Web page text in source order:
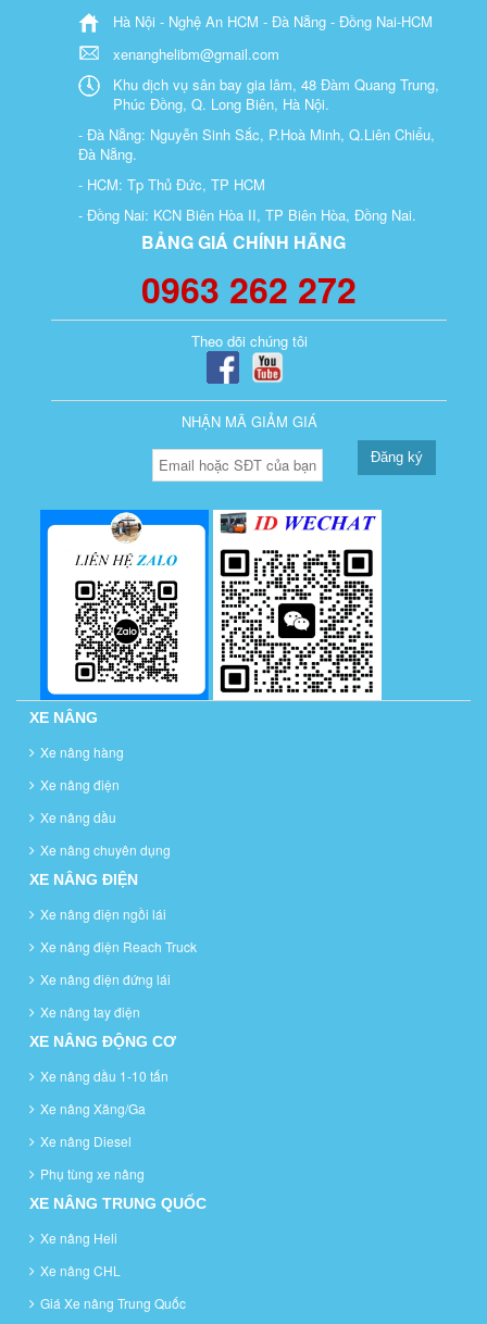
Hà Nội - Nghệ An HCM - Đà Nẵng - Đồng Nai-HCM
xenanghelibm@gmail.com
Khu dịch vụ sân bay gia lâm, 48 Đàm Quang Trung,
Phúc Đồng, Q. Long Biên, Hà Nội.
- Đà Nẵng: Nguyễn Sinh Sắc, P.Hoà Minh, Q.Liên Chiểu,
Đà Nẵng.
- HCM: Tp Thủ Đức, TP HCM
- Đồng Nai: KCN Biên Hòa II, TP Biên Hòa, Đồng Nai.
BẢNG GIÁ CHÍNH HÃNG
0963 262 272
Theo dõi chúng tôi
NHẬN MÃ GIẢM GIÁ
Đăng ký
XE NÂNG
Xe nâng hàng
Xe nâng điện
Xe nâng dầu
Xe nâng chuyên dụng
XE NÂNG ĐIỆN
Xe nâng điện ngồi lái
Xe nâng điện Reach Truck
Xe nâng điện đứng lái
Xe nâng tay điện
XE NÂNG ĐỘNG CƠ
Xe nâng dầu 1-10 tấn
Xe nâng Xăng/Ga
Xe nâng Diesel
Phụ tùng xe nâng
XE NÂNG TRUNG QUỐC
Xe nâng Heli
Xe nâng CHL
Giá Xe nâng Trung Quốc